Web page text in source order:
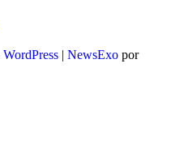
WordPress | NewsExo por